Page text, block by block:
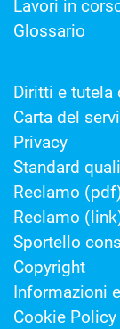
Lavori in
Glossario
Diritti e tutela
Carta del
Privacy
Standard
Reclamo
Reclamo
Sportello
Copyright
Informazioni
Cookie Policy